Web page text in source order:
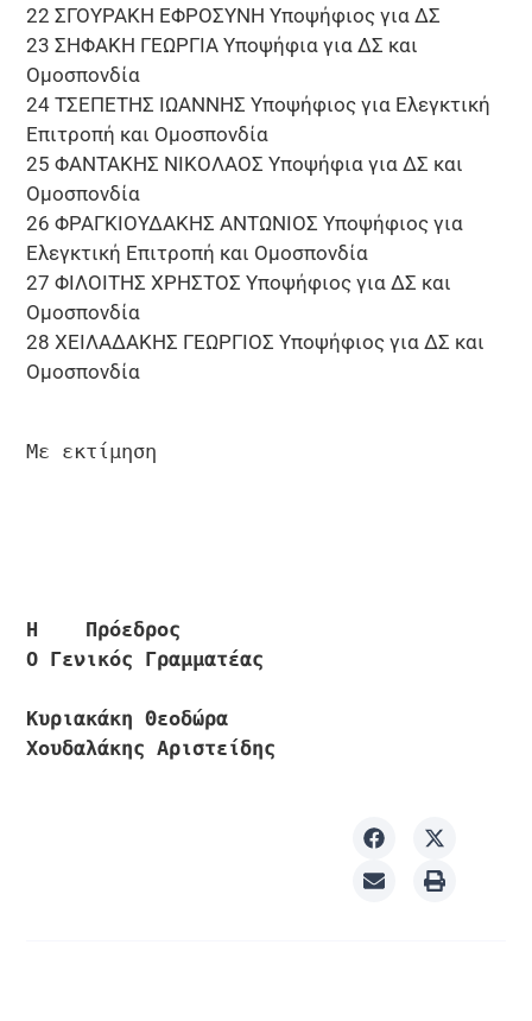
22 ΣΓΟΥΡΑΚΗ ΕΦΡΟΣΥΝΗ Υποψήφιος για ΔΣ
23 ΣΗΦΑΚΗ ΓΕΩΡΓΙΑ Υποψήφια για ΔΣ και
Ομοσπονδία
24 ΤΣΕΠΕΤΗΣ ΙΩΑΝΝΗΣ Υποψήφιος για Ελεγκτική
Επιτροπή και Ομοσπονδία
25 ΦΑΝΤΑΚΗΣ ΝΙΚΟΛΑΟΣ Υποψήφια για ΔΣ και
Ομοσπονδία
26 ΦΡΑΓΚΙΟΥΔΑΚΗΣ ΑΝΤΩΝΙΟΣ Υποψήφιος για
Ελεγκτική Επιτροπή και Ομοσπονδία
27 ΦΙΛΟΙΤΗΣ ΧΡΗΣΤΟΣ Υποψήφιος για ΔΣ και
Ομοσπονδία
28 ΧΕΙΛΑΔΑΚΗΣ ΓΕΩΡΓΙΟΣ Υποψήφιος για ΔΣ και
Ομοσπονδία
Με εκτίμηση
Η    Πρόεδρος
Ο Γενικός Γραμματέας
Κυριακάκη Θεοδώρα